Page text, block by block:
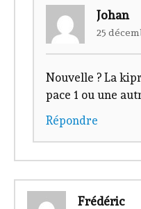
Johan
25
Nouvelle ? La
pace 1 ou une
Répondre
Frédéric